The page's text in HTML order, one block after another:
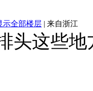
示全部楼层 | 来自浙江
头这些